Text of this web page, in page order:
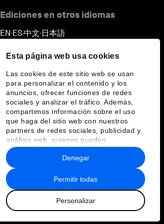
Esta página web usa cookies
Las cookies de este sitio web se usan
para personalizar el contenido y los
anuncios, ofrecer funciones de redes
sociales y analizar el tráfico. Además,
compartimos información sobre el uso
que haga del sitio web con nuestros
partners de redes sociales, publicidad y
análisis web, quienes pueden
combinarla con otra información que les
haya proporcionado o que hayan
recopilado a partir del uso que haya
hecho de sus servicios.
Permitir todas
Personalizar
Denegar
Ediciones en otros idiomas
EN ▪ ES▪中文▪ 日本語